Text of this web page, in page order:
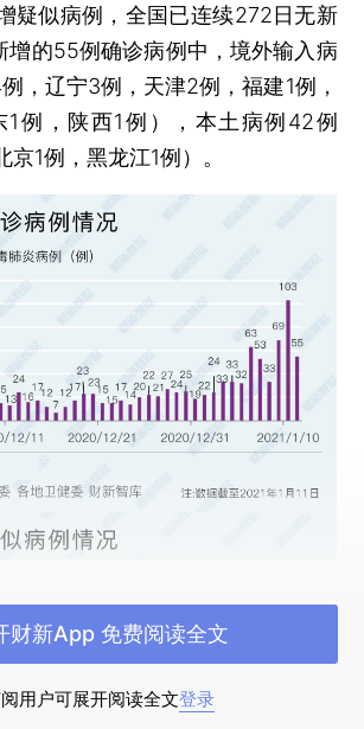
疑似病例，全国已连续272日无新
增的55例确诊病例中，境外输入病
，辽宁3例，天津2例，福建1例，
1例，陕西1例），本土病例42例
京1例，黑龙江1例）。
用户可展开阅读全文登录
财新App 免费阅读全文